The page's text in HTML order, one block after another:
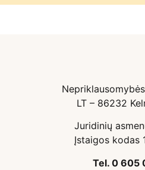
LT – 86232
Juridinių
Įstaigos kodas
Tel. 0 605